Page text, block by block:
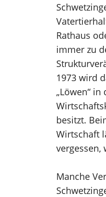
Rathaus
immer zu
1973 wird
„Löwen“
besitzt.
Wirtschaft
Manche